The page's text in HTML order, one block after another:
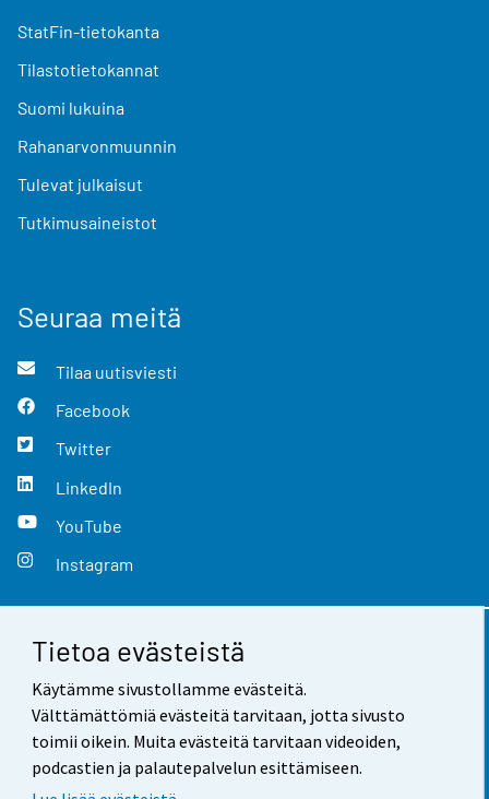
Tietoa evästeistä
Käytämme sivustollamme evästeitä.
Välttämättömiä evästeitä tarvitaan, jotta sivusto
toimii oikein. Muita evästeitä tarvitaan videoiden,
podcastien ja palautepalvelun esittämiseen.
StatFin-tietokanta
Tilastotietokannat
Suomi lukuina
Rahanarvonmuunnin
Tulevat julkaisut
Tutkimusaineistot
Seuraa meitä
Tilaa uutisviesti
Facebook
Twitter
LinkedIn
YouTube
Instagram
Yhteystiedot
Palaute
Käyttöehdot